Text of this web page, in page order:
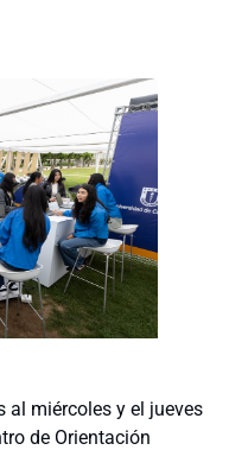
al miércoles y el jueves
de Orientación